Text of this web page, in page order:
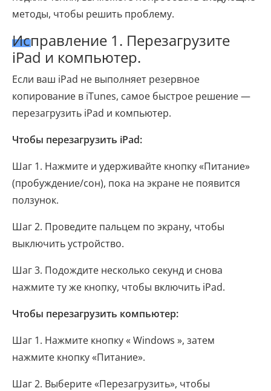
методы, чтобы решить проблему.
Исправление 1. Перезагрузите
iPad и компьютер.
Если ваш iPad не выполняет резервное
копирование в iTunes, самое быстрое решение —
перезагрузить iPad и компьютер.
Чтобы перезагрузить iPad:
Шаг 1. Нажмите и удерживайте кнопку «Питание»
(пробуждение/сон), пока на экране не появится
ползунок.
Шаг 2. Проведите пальцем по экрану, чтобы
выключить устройство.
Шаг 3. Подождите несколько секунд и снова
нажмите ту же кнопку, чтобы включить iPad.
Чтобы перезагрузить компьютер:
Шаг 1. Нажмите кнопку « Windows », затем
нажмите кнопку «Питание».
Шаг 2. Выберите «Перезагрузить», чтобы